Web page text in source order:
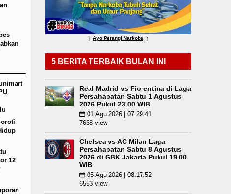
2026 Pukul 18.00 WIB Serapan Anggaran
Pohon di Tarutung Pemkab Taput
12
⇑ Ayo Perangi Narkoba ⇑
5 BERITA TERBAIK BULAN INI
Real Madrid vs Fiorentina di Laga
Persahabatan Sabtu 1 Agustus
2026 Pukul 23.00 WIB
📅 01 Agu 2026 | 07:29:41
7638 view
Chelsea vs AC Milan Laga
Persahabatan Sabtu 8 Agustus
2026 di GBK Jakarta Pukul 19.00
WIB
📅 05 Agu 2026 | 08:17:52
6553 view